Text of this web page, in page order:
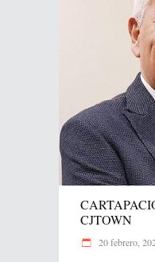
CJTOWN
20 febrero,